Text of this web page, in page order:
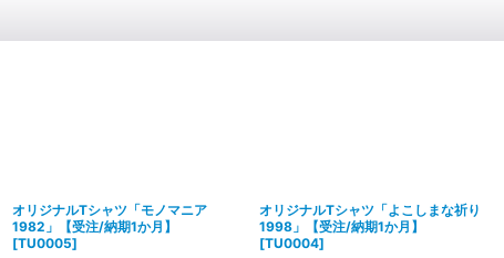
オリジナルTシャツ「モノマニア
1982」【受注/納期1か月】
[TU0005]
オリジナルTシャツ「よこしまな祈り
1998」【受注/納期1か月】
[TU0004]